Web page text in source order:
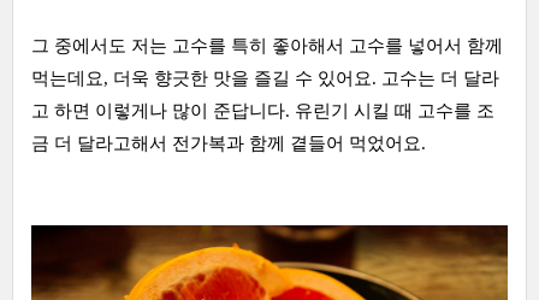
그 중에서도 저는 고수를 특히 좋아해서 고수를 넣어서 함께
먹는데요, 더욱 향긋한 맛을 즐길 수 있어요. 고수는 더 달라
고 하면 이렇게나 많이 준답니다. 유린기 시킬 때 고수를 조
금 더 달라고해서 전가복과 함께 곁들어 먹었어요.